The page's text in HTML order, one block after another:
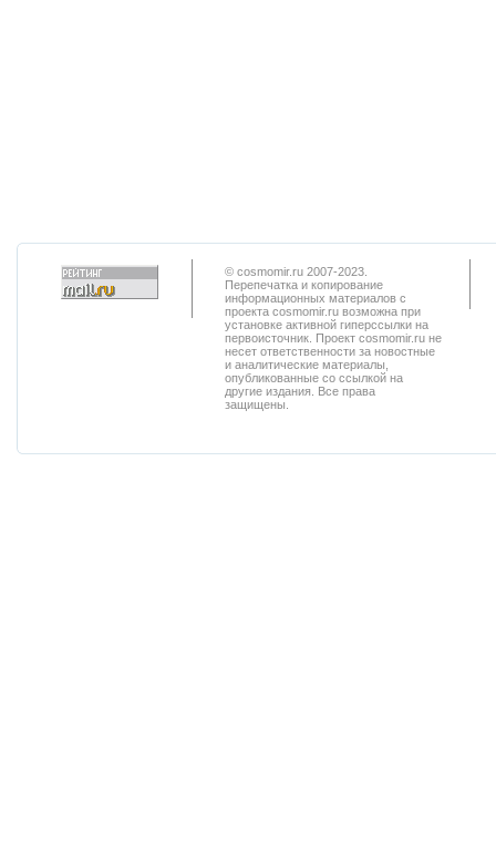
© cosmomir.ru 2007-2023.
Перепечатка и копирование
информационных материалов с
проекта cosmomir.ru возможна при
установке активной гиперссылки на
первоисточник. Проект cosmomir.ru не
несет ответственности за новостные
и аналитические материалы,
опубликованные со ссылкой на
другие издания. Все права
защищены.